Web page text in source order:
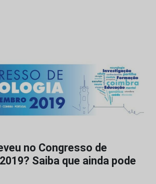
no Congresso de
Saiba que ainda pode